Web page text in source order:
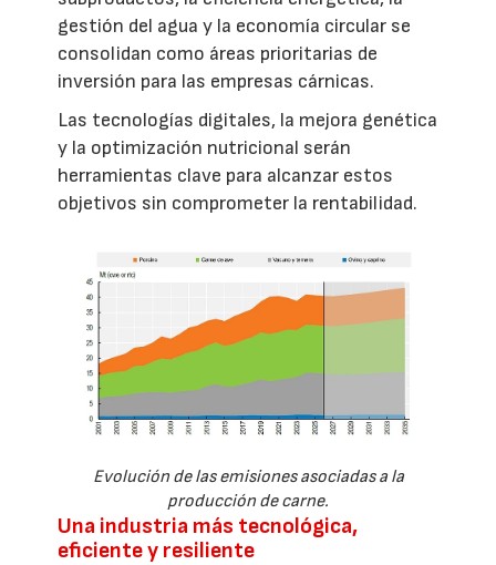
gestión del agua y la economía circular se
consolidan como áreas prioritarias de
inversión para las empresas cárnicas.
Las tecnologías digitales, la mejora genética
y la optimización nutricional serán
herramientas clave para alcanzar estos
objetivos sin comprometer la rentabilidad.
Evolución de las emisiones asociadas a la
producción de carne.
Una industria más tecnológica,
eficiente y resiliente